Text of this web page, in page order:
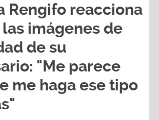
Rengifo reacciona
imágenes de
de su
"Me parece
me haga ese tipo